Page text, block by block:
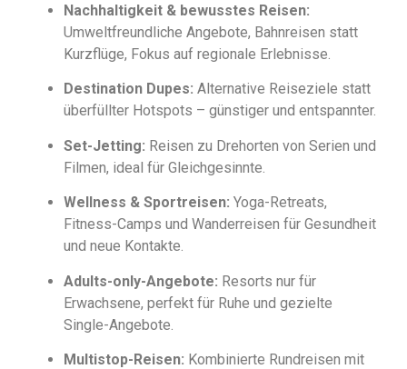
Nachhaltigkeit & bewusstes Reisen:
Umweltfreundliche Angebote, Bahnreisen statt
Kurzflüge, Fokus auf regionale Erlebnisse.
Destination Dupes: Alternative Reiseziele statt
überfüllter Hotspots – günstiger und entspannter.
Set-Jetting: Reisen zu Drehorten von Serien und
Filmen, ideal für Gleichgesinnte.
Wellness & Sportreisen: Yoga-Retreats,
Fitness-Camps und Wanderreisen für Gesundheit
und neue Kontakte.
Adults-only-Angebote: Resorts nur für
Erwachsene, perfekt für Ruhe und gezielte
Single-Angebote.
Multistop-Reisen: Kombinierte Rundreisen mit